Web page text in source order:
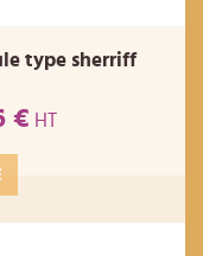
type sherriff
€ HT